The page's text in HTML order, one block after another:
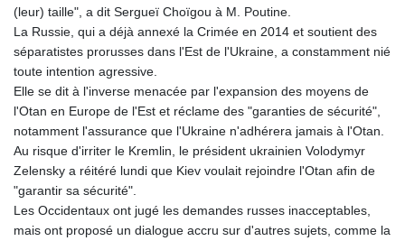
MNT
3597.347644
MRU 40.080439
MUR 47.070378
MVR 15.450378
MWK
1728.841413
MYR 4.090104
MZN 63.905039
(leur) taille", a dit Sergueï Choïgou à M. Poutine.
La Russie, qui a déjà annexé la Crimée en 2014 et soutient des
séparatistes prorusses dans l'Est de l'Ukraine, a constamment nié
toute intention agressive.
Elle se dit à l'inverse menacée par l'expansion des moyens de
l'Otan en Europe de l'Est et réclame des "garanties de sécurité",
notamment l'assurance que l'Ukraine n'adhérera jamais à l'Otan.
Au risque d'irriter le Kremlin, le président ukrainien Volodymyr
Zelensky a réitéré lundi que Kiev voulait rejoindre l'Otan afin de
"garantir sa sécurité".
Les Occidentaux ont jugé les demandes russes inacceptables,
mais ont proposé un dialogue accru sur d'autres sujets, comme la